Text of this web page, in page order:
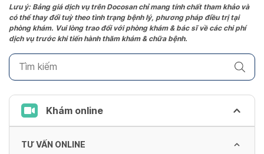
the
question
mark
to
keyboard
shortcuts
changing
Lưu ý: Bảng giá dịch vụ trên Docosan chỉ mang tính chất tham khảo và
có thể thay đổi tuỳ theo tình trạng bệnh lý, phương pháp điều trị tại
phòng khám. Vui lòng trao đổi với phòng khám & bác sĩ về các chi phí
dịch vụ trước khi tiến hành thăm khám & chữa bệnh.
Khám online
TƯ VẤN ONLINE